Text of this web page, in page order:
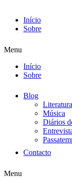
Início
Sobre
Menu
Início
Sobre
Blog
Literatura
Música
Diários
Contacto
Menu